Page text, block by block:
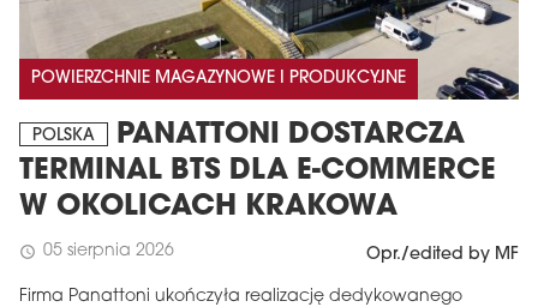
POWIERZCHNIE MAGAZYNOWE I PRODUKCYJNE
POLSKA
PANATTONI DOSTARCZA
TERMINAL BTS DLA E-COMMERCE
W OKOLICACH KRAKOWA
schedule 05 sierpnia 2026 Opr./edited by MF
Firma Panattoni ukończyła realizację dedykowanego